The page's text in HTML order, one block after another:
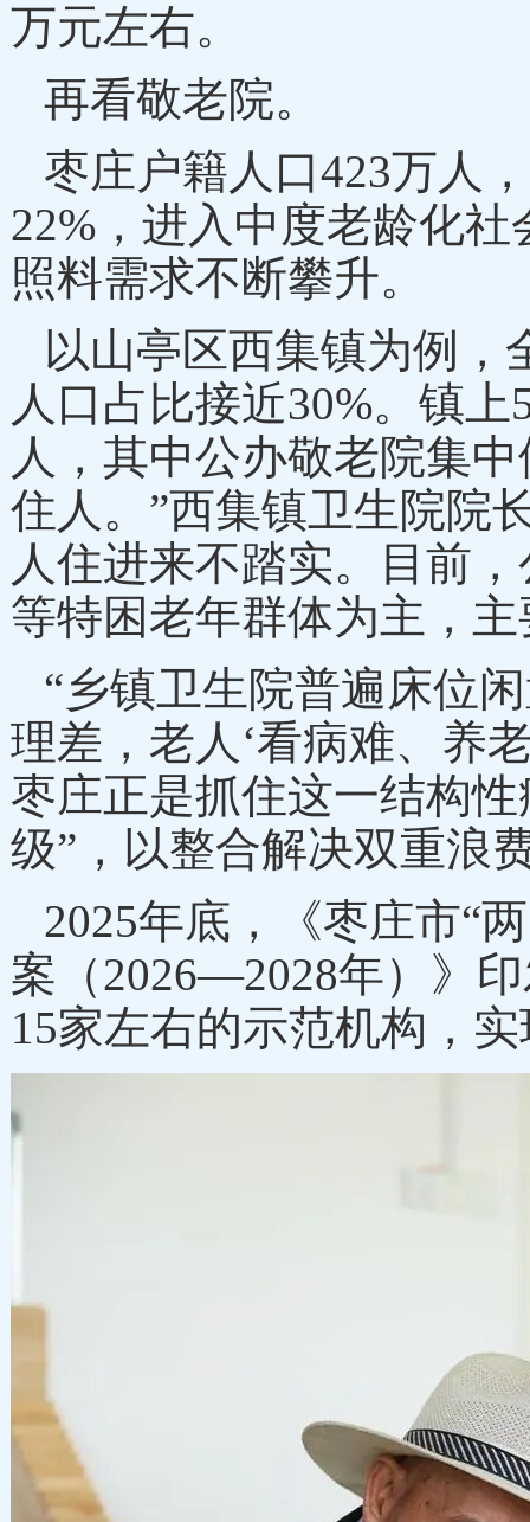
万元左右。
再看敬老院。
枣庄户籍人口423万人
22%，进入中度老龄化
照料需求不断攀升。
以山亭区西集镇为例，
人口占比接近30%。镇
人，其中公办敬老院集
住人。”西集镇卫生院院
人住进来不踏实。目前
等特困老年群体为主，
“乡镇卫生院普遍床位
理差，老人‘看病难、养
枣庄正是抓住这一结构
级”，以整合解决双重浪
2025年底，《枣庄市“
案（2026—2028年）》
15家左右的示范机构，